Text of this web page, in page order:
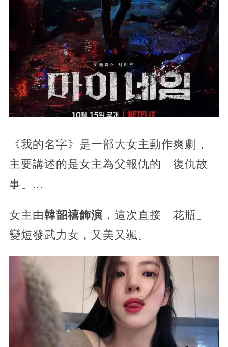
《我的名字》是一部大女主動作爽劇，
主要講述的是女主為父報仇的「復仇故
事」...
女主由韓韶禧飾演 ，這次直接「花瓶」
變短發武力女，又美又颯。